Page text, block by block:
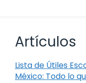
Artículos
Lista de Útiles
México: Todo lo